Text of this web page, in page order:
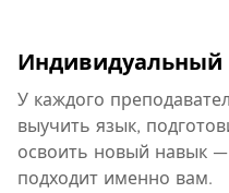
Индивидуальный
У каждого
выучить язык,
освоить новый навык —
подходит именно вам.